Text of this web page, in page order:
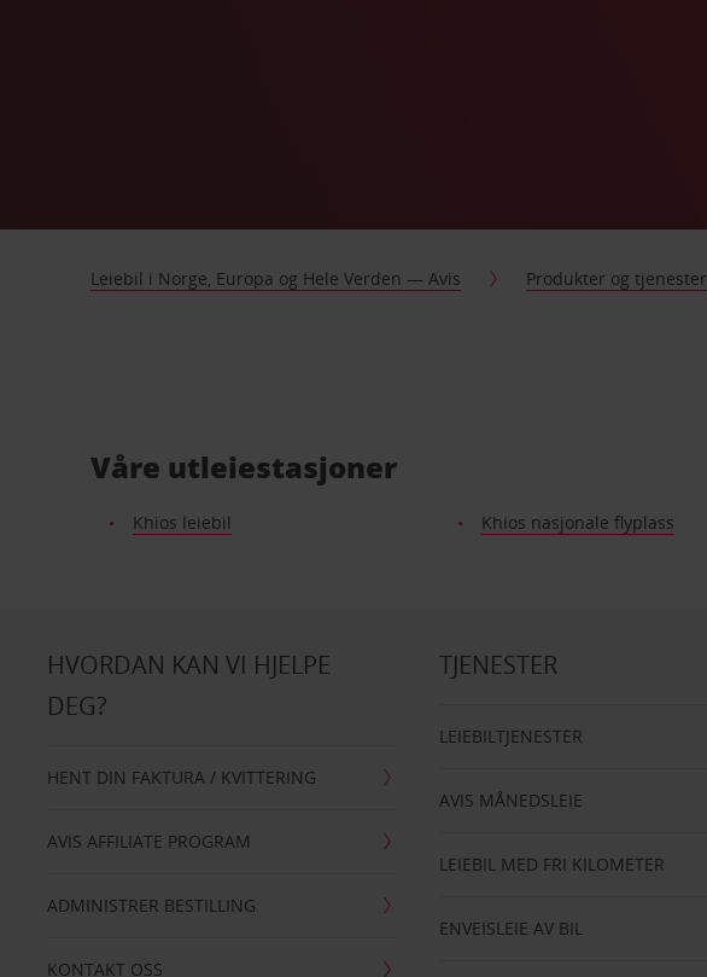
Leiebil i Norge, Europa og Hele Verden — Avis Produkter og tjenester
Våre utleiestasjoner
Khios leiebil Khios nasjonale flyplass
HVORDAN KAN VI HJELPE
DEG?
HENT DIN FAKTURA / KVITTERING
AVIS AFFILIATE PROGRAM
ADMINISTRER BESTILLING
KONTAKT OSS
TJENESTER
LEIEBILTJENESTER
AVIS MÅNEDSLEIE
LEIEBIL MED FRI KILOMETER
ENVEISLEIE AV BIL